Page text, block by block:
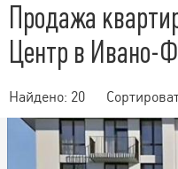
Продажа
Центр в Ивано-
Найдено: 20